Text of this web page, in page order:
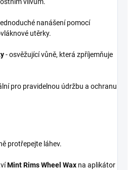
vlivům.
nanášení pomocí
utěrky.
- osvěžující vůně, která zpříjemňuje
pro pravidelnou údržbu a ochranu
protřepejte láhev.
Mint Rims Wheel Wax na aplikátor